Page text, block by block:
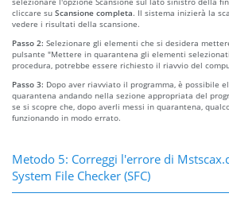
cliccare su Scansione completa. Il sistema inizierà la
vedere i risultati della scansione.
Passo 2: Selezionare gli elementi che si desidera
pulsante "Mettere in quarantena gli elementi
procedura, potrebbe essere richiesto il riavvio del
Passo 3: Dopo aver riavviato il programma, è possibile
quarantena andando nella sezione appropriata del
se si scopre che, dopo averli messi in quarantena,
funzionando in modo errato.
Metodo 5: Correggi l'errore di
System File Checker (SFC)